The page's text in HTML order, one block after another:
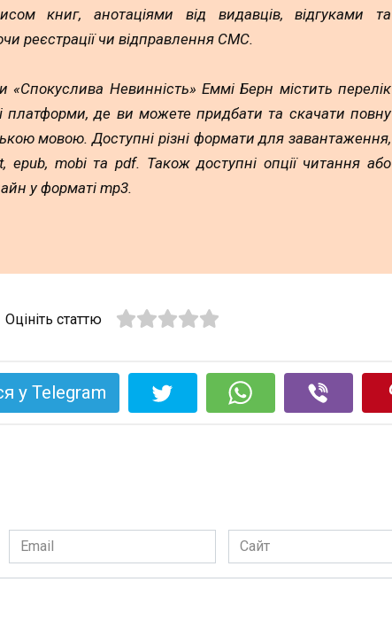
книг, анотаціями від видавців, відгуками та
реєстрації чи відправлення СМС.
«Спокуслива Невинність» Еммі Берн містить перелік
платформи, де ви можете придбати та скачати повну
мовою. Доступні різні формати для завантаження,
mobi та pdf. Також доступні опції читання або
у форматі mp3.
Оцініть статтю
у Telegram
Email
*
Сайт